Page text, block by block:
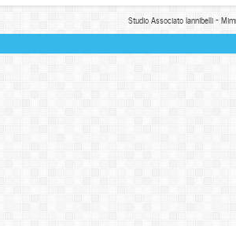
Studio Associato Iannibelli -